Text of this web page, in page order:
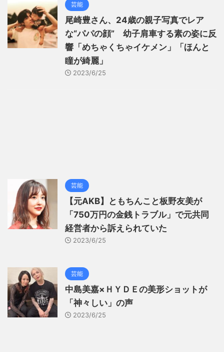
芸能
尾崎豊さん、24歳の親子写真でレア
な“パパの顔” 幼子肩車する素の姿に反
響「めちゃくちゃイケメン」「ほんと
瞳が綺麗」
2023/6/25
芸能
【元AKB】ともちんこと板野友美が
「750万円の金銭トラブル」で元共同
経営者から訴えられていた
2023/6/25
芸能
中島美嘉×ＨＹＤＥの美形ショットが
「神々しい」の声
2023/6/25